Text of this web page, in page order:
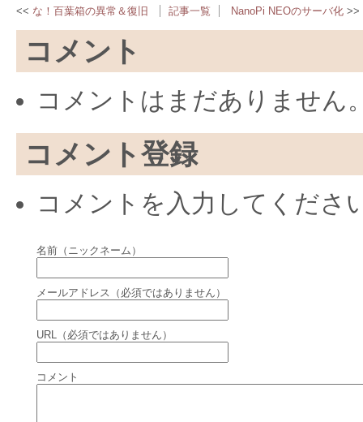
な！百葉箱の異常＆復旧 記事一覧 NanoPi NEOのサーバ化
コメント
コメントはまだありません
コメント登録
コメントを入力してくださ
名前（ニックネーム）
メールアドレス（必須ではありません）
URL（必須ではありません）
コメント